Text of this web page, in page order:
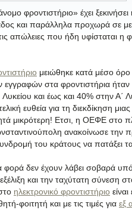
φροντιστήριο» έχει
και παράλληλα προχωρά σε
απώλειες που ήδη υφίσταται η
μειώθηκε κατά μέσο όρο
στα φροντιστήρια ήταν
και έως και 40% στην Α΄
ευθεία για τη διεκδίκηση
μικρότερη! Ετσι, η ΟΕΦΕ στο
ανακοίνωσε την
του κράτους να πατάξει
δεν έχουν λάβει σοβαρά
και την ταχύτατη σύνεση
ηλεκτρονικό φροντιστήριο
φοιτητή και με τις τιμές για εξ